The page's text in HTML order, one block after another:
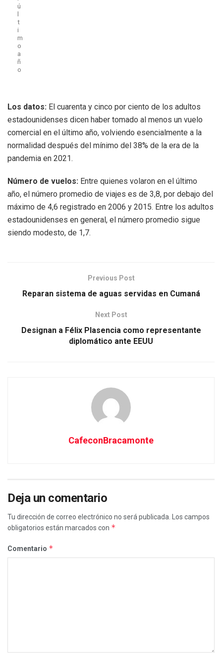
ú
l
t
i
m
o
a
ñ
o
Los datos: El cuarenta y cinco por ciento de los adultos
estadounidenses dicen haber tomado al menos un vuelo
comercial en el último año, volviendo esencialmente a la
normalidad después del mínimo del 38% de la era de la
pandemia en 2021.
Número de vuelos: Entre quienes volaron en el último
año, el número promedio de viajes es de 3,8, por debajo del
máximo de 4,6 registrado en 2006 y 2015. Entre los adultos
estadounidenses en general, el número promedio sigue
siendo modesto, de 1,7.
Previous Post
Reparan sistema de aguas servidas en Cumaná
Next Post
Designan a Félix Plasencia como representante
diplomático ante EEUU
CafeconBracamonte
Deja un comentario
Tu dirección de correo electrónico no será publicada.
Los campos
obligatorios están marcados con *
Comentario *